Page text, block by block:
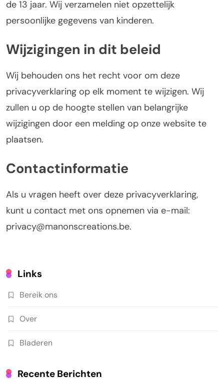
de 13 jaar. Wij verzamelen niet opzettelijk
persoonlijke gegevens van kinderen.
Wijzigingen in dit beleid
Wij behouden ons het recht voor om deze
privacyverklaring op elk moment te wijzigen. Wij
zullen u op de hoogte stellen van belangrijke
wijzigingen door een melding op onze website te
plaatsen.
Contactinformatie
Als u vragen heeft over deze privacyverklaring,
kunt u contact met ons opnemen via e-mail:
privacy@manonscreations.be.
Links
Bereik ons
Over
Bladeren
Recente Berichten